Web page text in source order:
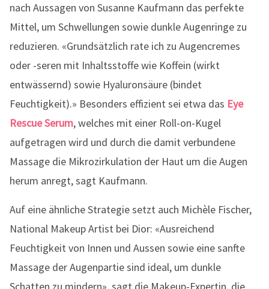
nach Aussagen von Susanne Kaufmann das perfekte
Mittel, um Schwellungen sowie dunkle Augenringe zu
reduzieren. «Grundsätzlich rate ich zu Augencremes
oder -seren mit Inhaltsstoffe wie Koffein (wirkt
entwässernd) sowie Hyaluronsäure (bindet
Feuchtigkeit).» Besonders effizient sei etwa das Eye
Rescue Serum, welches mit einer Roll-on-Kugel
aufgetragen wird und durch die damit verbundene
Massage die Mikrozirkulation der Haut um die Augen
herum anregt, sagt Kaufmann.
Auf eine ähnliche Strategie setzt auch Michèle Fischer,
National Makeup Artist bei Dior: «Ausreichend
Feuchtigkeit von Innen und Aussen sowie eine sanfte
Massage der Augenpartie sind ideal, um dunkle